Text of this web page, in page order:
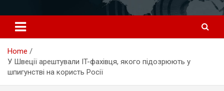
к
содержимому
Home
У Швеції арештували IT-фахівця, якого підозрюють у
шпигунстві на користь Росії